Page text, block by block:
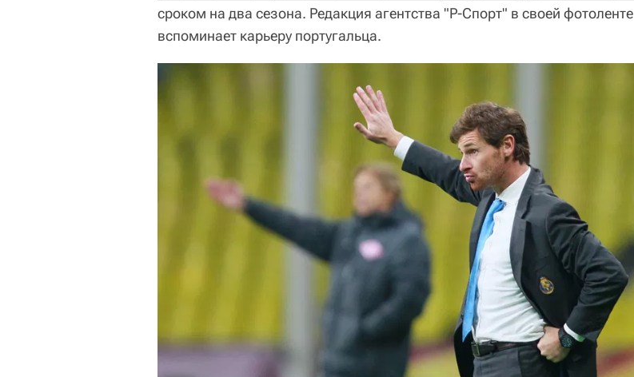
сроком на два сезона. Редакция агентства "Р-Спорт" в своей фотоленте
вспоминает карьеру португальца.